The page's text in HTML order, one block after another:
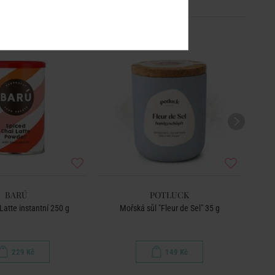
BARÚ
instantní 250 g
229 Kč
POTLUCK
Mořská sůl "Fleur de Sel" 35 g
149 Kč